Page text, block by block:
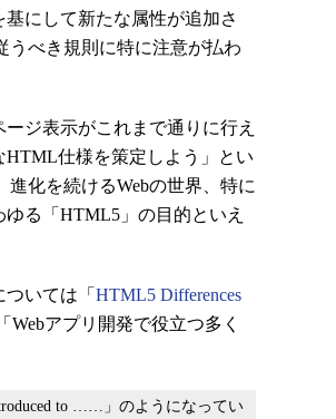
にして新たな属性が追加さ
うべき規則に特に注意が払わ
ジ表示がこれまで通りに行え
HTML仕様を策定しよう」とい
化を続けるWebの世界、特に
る「HTML5」の目的といえ
いては「 HTML5 Differences
Webアプリ開発で役立つ多く
to ……」のようになってい